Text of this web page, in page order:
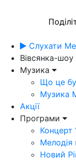
Слухати
Вівсянка-шоу
Музика
Що це
Музика
Акції
Програми
Концерт
Мелодія
Новий